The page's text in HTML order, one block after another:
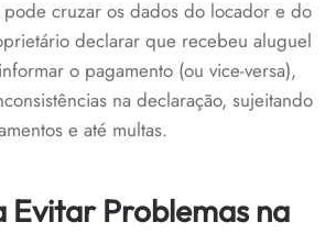
pode cruzar os dados do locador e do
declarar que recebeu aluguel
o pagamento (ou vice-versa),
na declaração, sujeitando
e até multas.
Evitar Problemas na